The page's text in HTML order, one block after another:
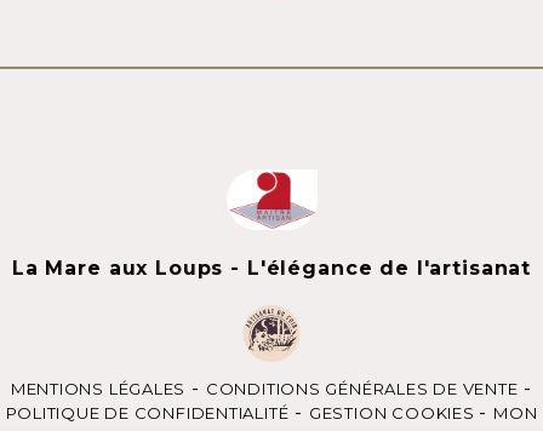
La Mare aux Loups - L'élégance de l'artisanat
MENTIONS LÉGALES
CONDITIONS GÉNÉRALES DE VENTE
POLITIQUE DE CONFIDENTIALITÉ
GESTION COOKIES
MON